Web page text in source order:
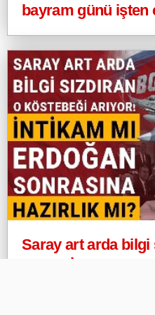
bayram günü işten
Saray art arda bilgi